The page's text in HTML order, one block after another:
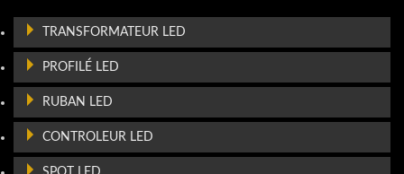
TRANSFORMATEUR LED
PROFILÉ LED
RUBAN LED
CONTROLEUR LED